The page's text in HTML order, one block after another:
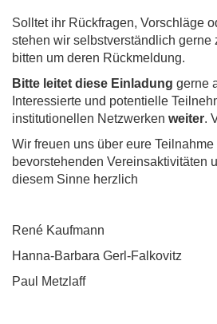
Solltet ihr Rückfragen, Vorschläge
stehen wir selbstverständlich gerne
bitten um deren Rückmeldung.
Bitte leitet diese Einladung gerne
Interessierte und potentielle
institutionellen Netzwerken weiter.
Wir freuen uns über eure
bevorstehenden Vereinsaktivitäten
diesem Sinne herzlich
René Kaufmann
Hanna-Barbara Gerl-Falkovitz
Paul Metzlaff